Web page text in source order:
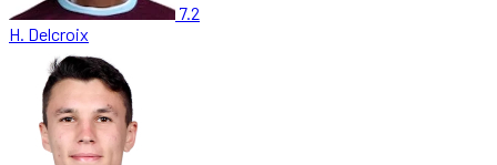
7.2
H. Delcroix